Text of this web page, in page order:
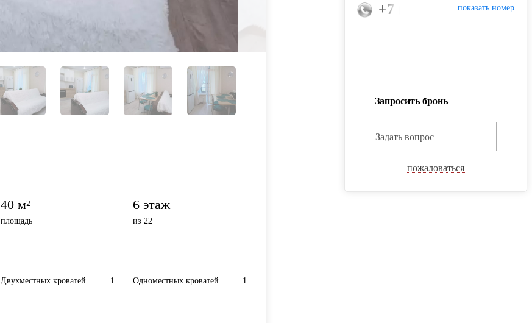
40 м²
площадь
6 этаж
из 22
Двухместных кроватей 1 Одноместных кроватей
1
показать номер
+7 (996) 121-28-55
Запросить бронь
Задать вопрос
пожаловаться